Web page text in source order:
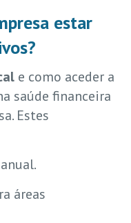
estar
e como aceder a
saúde financeira
Estes
áreas